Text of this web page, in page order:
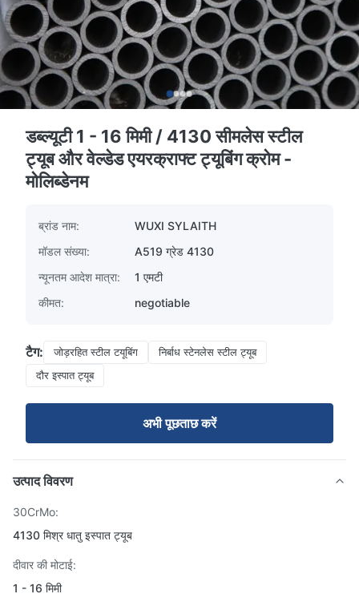
डब्ल्यूटी 1 - 16 मिमी / 4130 सीमलेस स्टील
ट्यूब और वेल्डेड एयरक्राफ्ट ट्यूबिंग क्रोम -
मोलिब्डेनम
ब्रांड नाम:
WUXI SYLAITH
मॉडल संख्या:
A519 ग्रेड 4130
न्यूनतम आदेश मात्रा:
1 एमटी
कीमत:
negotiable
टैग: जोड़रहित स्टील टयूबिंग
निर्बाध स्टेनलेस स्टील ट्यूब
दौर इस्पात ट्यूब
अभी पूछताछ करें
उत्पाद विवरण
30CrMo:
4130 मिश्र धातु इस्पात ट्यूब
दीवार की मोटाई:
1 - 16 मिमी